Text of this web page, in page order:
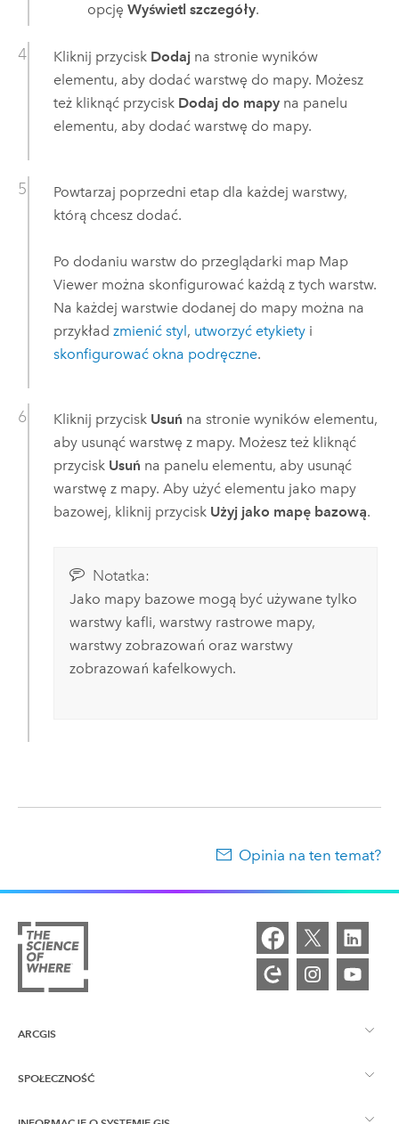
opcjęWyświetl szczegóły.
Kliknij przycisk Dodajna stronie wyników
elementu, aby dodać warstwę do mapy. Możesz
też kliknąć przycisk Dodaj do mapyna panelu
elementu, aby dodać warstwę do mapy.
Powtarzaj poprzedni etap dla każdej warstwy,
którą chcesz dodać.
Po dodaniu warstw do przeglądarki map Map
Viewermożna skonfigurować każdą z tych warstw.
Na każdej warstwie dodanej do mapy można na
przykład zmienić styl, utworzyć etykietyi
skonfigurować okna podręczne.
Kliknij przycisk Usuń na stronie wyników elementu,
aby usunąć warstwę z mapy. Możesz też kliknąć
przycisk Usuń na panelu elementu, aby usunąć
warstwę z mapy. Aby użyć elementu jako mapy
bazowej, kliknij przycisk Użyj jako mapę bazową.
Notatka:
Jako mapy bazowe mogą być używane tylko
warstwy kafli, warstwy rastrowe mapy,
warstwy zobrazowań oraz warstwy
zobrazowań kafelkowych.
Opinia na ten temat?
ARCGIS
ArcGIS — przegląd
SPOŁECZNOŚĆ